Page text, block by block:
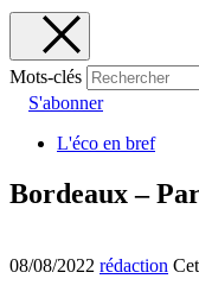
Mots-clés
S'abonner
L'éco en bref
Bordeaux –
08/08/2022 rédaction